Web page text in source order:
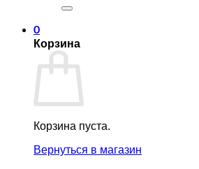
0
Корзина
Корзина пуста.
Вернуться в магазин